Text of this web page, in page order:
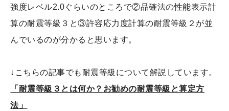
強度レベル2.0ぐらいのところで②品確法の性能表示計
算の耐震等級３と③許容応力度計算の耐震等級２が並
んでいるのが分かると思います。
↓こちらの記事でも耐震等級について解説しています。
「耐震等級３とは何か？お勧めの耐震等級と算定方
法」